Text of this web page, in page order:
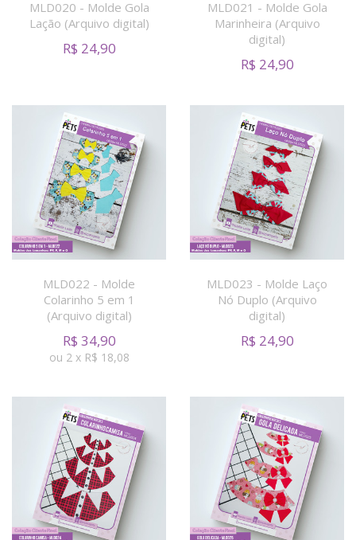
MLD020 - Molde Gola
Lação (Arquivo digital)
R$ 24,90
MLD021 - Molde Gola
Marinheira (Arquivo
digital)
R$ 24,90
MLD022 - Molde
Colarinho 5 em 1
(Arquivo digital)
R$ 34,90
ou 2 x R$ 18,08
MLD023 - Molde Laço
Nó Duplo (Arquivo
digital)
R$ 24,90